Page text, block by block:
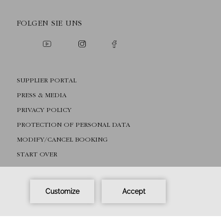
FOLGEN SIE UNS
SUPPLIER PORTAL
PRESS & MEDIA
PRIVACY POLICY
PROTECTION OF PERSONAL DATA
MODIFY/CANCEL BOOKING
START OVER